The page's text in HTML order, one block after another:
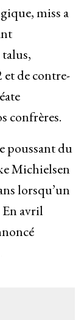
miss a
et de contre-
confrères.
poussant du
Michielsen
lorsqu’un
avril